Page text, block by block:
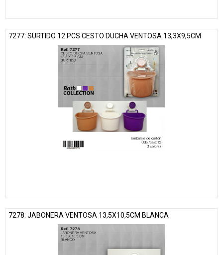
7277: SURTIDO 12 PCS CESTO DUCHA VENTOSA 13,3X9,5CM
7278: JABONERA VENTOSA 13,5X10,5CM BLANCA